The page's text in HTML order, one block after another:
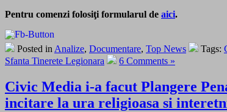
Pentru comenzi folosiţi formularul de aici.
Posted in Analize, Documentare, Top News Tags:
Sfanta Tinerete Legionara
6 Comments »
Civic Media i-a facut Plangere
incitare la ura religioasa si